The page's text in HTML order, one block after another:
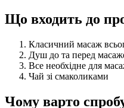
Що входить до
Класичний масаж
Душ до та перед
Все необхідне для
Чай зі смаколиками
Чому варто